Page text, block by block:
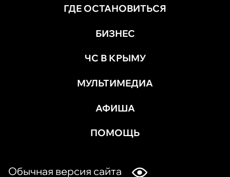
ГДЕ ОСТАНОВИТЬСЯ
БИЗНЕС
ЧС В КРЫМУ
МУЛЬТИМЕДИА
АФИША
ПОМОЩЬ
Обычная версия сайта